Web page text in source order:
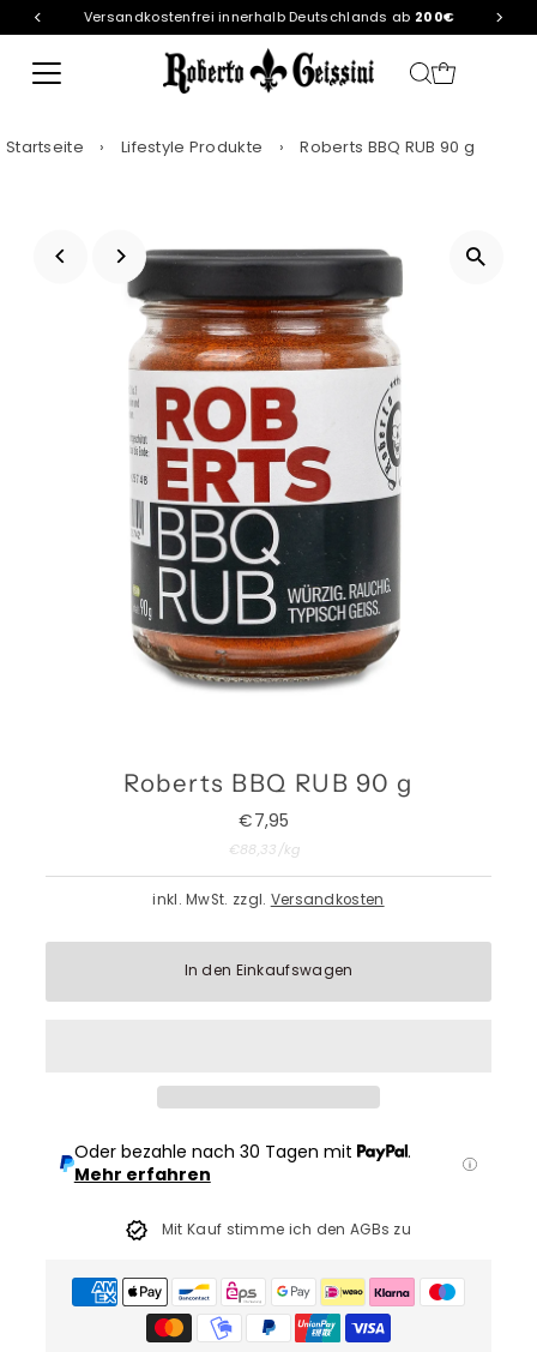
Direkt zum Inhalt
Versandkostenfrei innerhalb Deutschlands ab 200€
Startseite › Lifestyle Produkte › Roberts BBQ RUB 90 g
Roberts BBQ RUB 90 g
Regulärer
Preis
€7,95
Stückpreis
€88,33/pro
kg
inkl. MwSt. zzgl. Versandkosten
In den Einkaufswagen
Oder bezahle nach 30 Tagen mit
.
Mehr erfahren
Mit Kauf stimme ich den AGBs zu